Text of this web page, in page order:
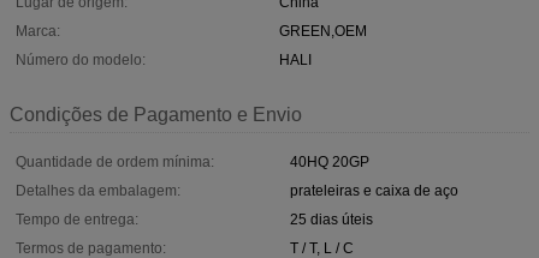
Marca:
GREEN,OEM
Número do modelo:
HALI
Condições de Pagamento e Envio
Quantidade de ordem mínima:
40HQ 20GP
Detalhes da embalagem:
prateleiras e caixa de aço
Tempo de entrega:
25 dias úteis
Termos de pagamento:
T / T, L / C